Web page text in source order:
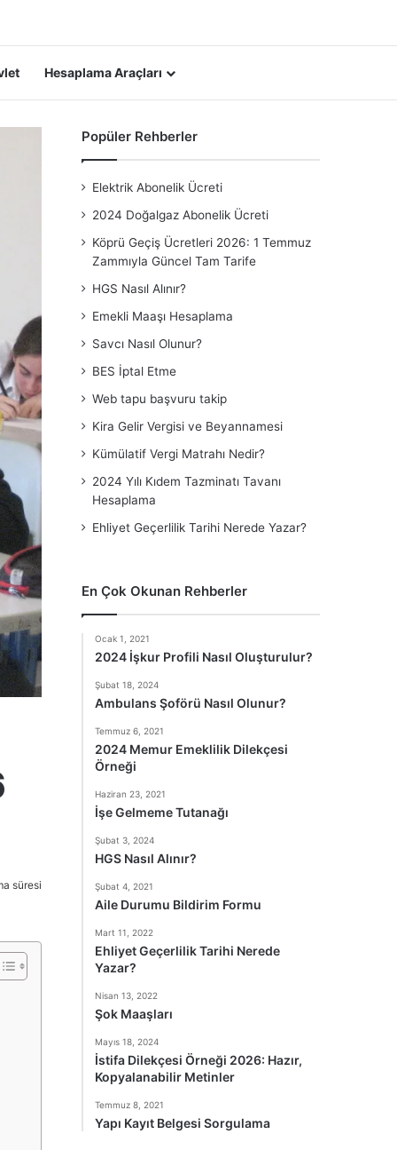
Hesaplama Araçları
süresi
Popüler Rehberler
Elektrik Abonelik Ücreti
2024 Doğalgaz Abonelik Ücreti
Köprü Geçiş Ücretleri 2026: 1 Temmuz
Zammıyla Güncel Tam Tarife
HGS Nasıl Alınır?
Emekli Maaşı Hesaplama
Savcı Nasıl Olunur?
BES İptal Etme
Web tapu başvuru takip
Kira Gelir Vergisi ve Beyannamesi
Kümülatif Vergi Matrahı Nedir?
2024 Yılı Kıdem Tazminatı Tavanı
Hesaplama
Ehliyet Geçerlilik Tarihi Nerede Yazar?
En Çok Okunan Rehberler
Ocak 1, 2021
2024 İşkur Profili Nasıl Oluşturulur?
Şubat 18, 2024
Ambulans Şoförü Nasıl Olunur?
Temmuz 6, 2021
2024 Memur Emeklilik Dilekçesi
Örneği
Haziran 23, 2021
İşe Gelmeme Tutanağı
Şubat 3, 2024
HGS Nasıl Alınır?
Şubat 4, 2021
Aile Durumu Bildirim Formu
Mart 11, 2022
Ehliyet Geçerlilik Tarihi Nerede
Yazar?
Nisan 13, 2022
Şok Maaşları
Mayıs 18, 2024
İstifa Dilekçesi Örneği 2026: Hazır,
Kopyalanabilir Metinler
Temmuz 8, 2021
Yapı Kayıt Belgesi Sorgulama